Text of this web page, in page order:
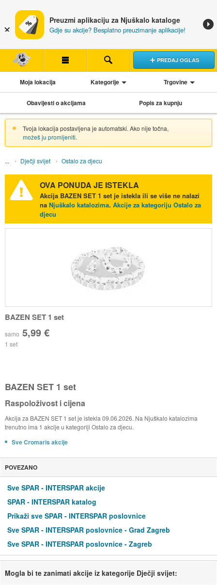
Preuzmi aplikaciju za Njuškalo kataloge
Gdje su akcije? Besplatno preuzimanje aplikacije!
PREDAJ OGLAS
Moja lokacija Kategorije Trgovine
Obavijesti o akcijama Popis za kupnju
Tvoja lokacija postavljena je automatski. Ako nije točna,
možeš ju promijeniti.
Dječji svijet Ostalo za djecu
OVA PONUDA JE ISTEKLA
Akcija BAZEN SET 1 setje istekla ili se više ne nalazi
na Njuškalo katalozima. Akcije za kategoriju Ostalo za
djecu
BAZEN SET 1 set
samo 5,99 €
1 set
BAZEN SET 1 set
Raspoloživost i cijena
Akcija za BAZEN SET 1 set je istekla 09.06.2026. Na Njuškalo katalozima
trenutno ima 1 akcije u kategoriji Ostalo za djecu.
Sve Cromaris akcije
POVEZANO
Sve SPAR - INTERSPAR akcije
SPAR - INTERSPAR katalog
Prikaži sve SPAR - INTERSPAR poslovnice
Sve SPAR - INTERSPAR poslovnice - Grad Zagreb
Sve SPAR - INTERSPAR poslovnice - Zagreb
Mogla bi te zanimati akcije iz kategorije Dječji svijet: